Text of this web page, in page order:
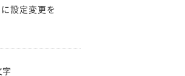
設定変更を
字